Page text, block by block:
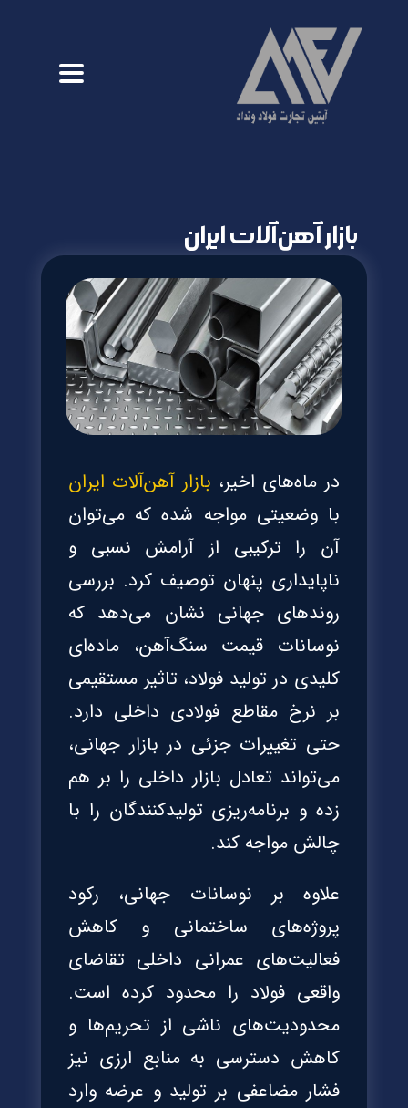
بازار آهن‌آلات ایران
در ماه‌های اخیر، بازار آهن‌آلات ایران
با وضعیتی مواجه شده که می‌توان
آن را ترکیبی از آرامش نسبی و
ناپایداری پنهان توصیف کرد. بررسی
روندهای جهانی نشان می‌دهد که
نوسانات قیمت سنگ‌آهن، ماده‌ای
کلیدی در تولید فولاد، تاثیر مستقیمی
بر نرخ مقاطع فولادی داخلی دارد.
حتی تغییرات جزئی در بازار جهانی،
می‌تواند تعادل بازار داخلی را بر هم
زده و برنامه‌ریزی تولیدکنندگان را با
چالش مواجه کند.
علاوه بر نوسانات جهانی، رکود
پروژه‌های ساختمانی و کاهش
فعالیت‌های عمرانی داخلی تقاضای
واقعی فولاد را محدود کرده است.
محدودیت‌های ناشی از تحریم‌ها و
کاهش دسترسی به منابع ارزی نیز
فشار مضاعفی بر تولید و عرضه وارد